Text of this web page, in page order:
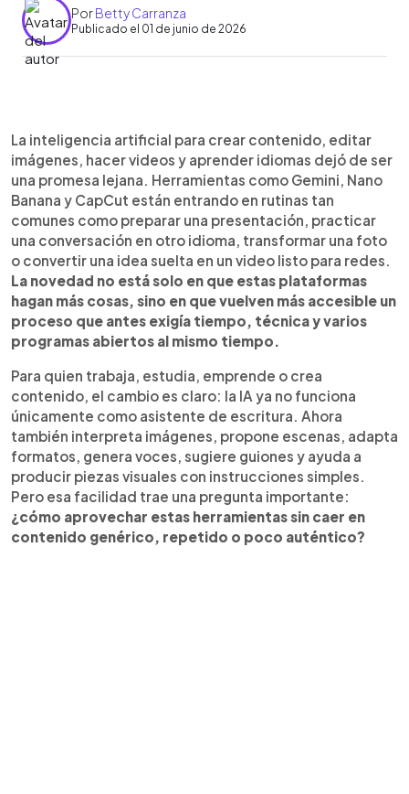
PorBetty Carranza
Publicado el 01 de junio de 2026
► Escuchar artículo
Gemini, Nano Banana y CapCut muestran cómo la
inteligencia artificial ya forma parte de la
creatividad cotidiana. Estas herramientas
permiten practicar idiomas, editar imágenes,
generar ideas, mejorar videos y adaptar
contenido para distintas plataformas con menos
barreras técnicas. Google impulsa Gemini como
asistente de aprendizaje y productividad; Nano
Banana destaca por editar fotos mediante
instrucciones simples, y CapCut acelera la
creación audiovisual con funciones de IA. Sin
embargo, el valor no está en automatizarlo todo,
sino en usar estas plataformas con criterio,
transparencia y voz propia. La ventaja será crear
contenido útil, auténtico y reconocible.
La inteligencia artificial para crear contenido, editar
imágenes, hacer videos y aprender idiomas dejó de ser
una promesa lejana. Herramientas como Gemini, Nano
Banana y CapCut están entrando en rutinas tan
comunes como preparar una presentación, practicar
una conversación en otro idioma, transformar una foto
o convertir una idea suelta en un video listo para redes.
La novedad no está solo en que estas plataformas
hagan más cosas, sino en que vuelven más accesible un
proceso que antes exigía tiempo, técnica y varios
programas abiertos al mismo tiempo.
Para quien trabaja, estudia, emprende o crea
contenido, el cambio es claro: la IA ya no funciona
únicamente como asistente de escritura. Ahora
también interpreta imágenes, propone escenas, adapta
formatos, genera voces, sugiere guiones y ayuda a
producir piezas visuales con instrucciones simples.
Pero esa facilidad trae una pregunta importante:
¿cómo aprovechar estas herramientas sin caer en
contenido genérico, repetido o poco auténtico?